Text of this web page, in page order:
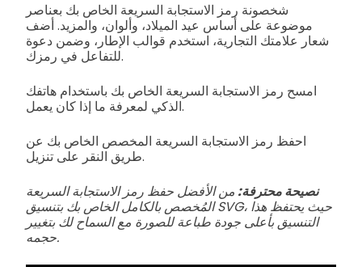
شخصونة رمز الاستجابة السريعة الخاص بك بعناصر
موضوعة على أساس عيد الميلاد، وألوان، والمزيد. أضف
شعار علامتك التجارية، استخدم قوالب الإطار، وضمن دعوة
للتفاعل في رمزك.
امسح رمز الاستجابة السريعة الخاص بك باستخدام هاتفك
الذكي لمعرفة ما إذا كان يعمل.
احفظ رمز الاستجابة السريعة المخصص الخاص بك عن
طريق النقر على تنزيل.
نصيحة محترفة: من الأفضل حفظ رمز الاستجابة السريعة
المُخصص بالكامل الخاص بك بتنسيق SVG، حيث يحتفظ هذا
التنسيق بأعلى جودة طباعة للصورة مع السماح لك بتغيير
حجمه.